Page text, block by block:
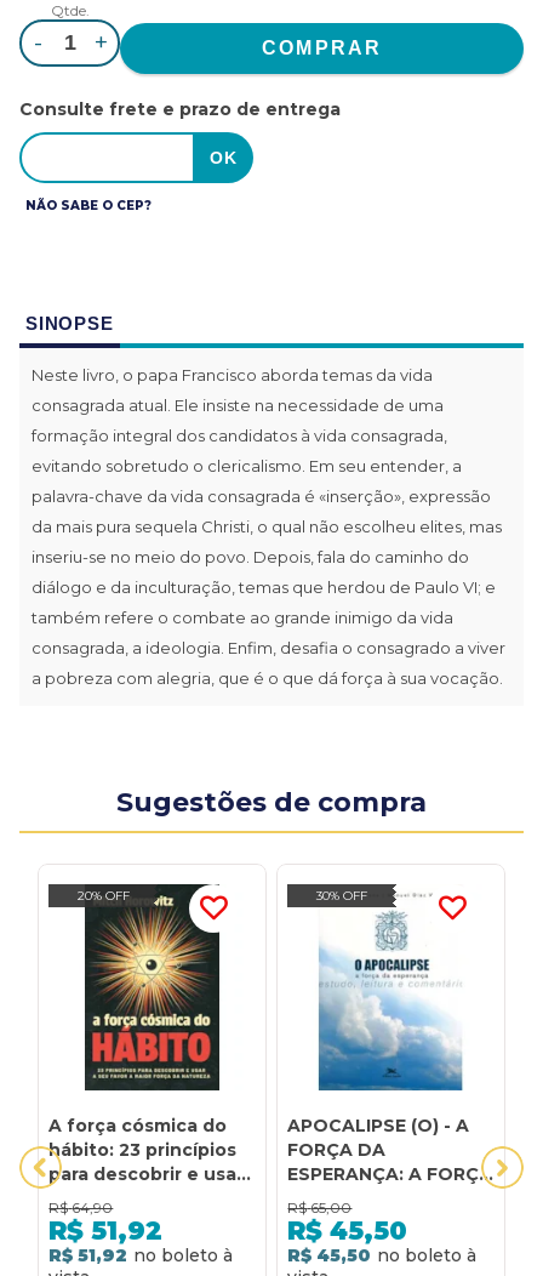
Qtde.
- +
Consulte frete e prazo de entrega
NÃO SABE O CEP?
SINOPSE
Neste livro, o papa Francisco aborda temas da vida
consagrada atual. Ele insiste na necessidade de uma
formação integral dos candidatos à vida consagrada,
evitando sobretudo o clericalismo. Em seu entender, a
palavra-chave da vida consagrada é «inserção», expressão
da mais pura sequela Christi, o qual não escolheu elites, mas
inseriu-se no meio do povo. Depois, fala do caminho do
diálogo e da inculturação, temas que herdou de Paulo VI; e
também refere o combate ao grande inimigo da vida
consagrada, a ideologia. Enfim, desafia o consagrado a viver
a pobreza com alegria, que é o que dá força à sua vocação.
Sugestões de compra
20% OFF
A força cósmica do
hábito: 23 princípios
para descobrir e usar
a seu favor a maior
força da natureza
R$ 64,90
R$ 51,92
R$ 51,92
30% OFF
APOCALIPSE (O) - A
FORÇA DA
ESPERANÇA: A FORÇA
DA ESPERANÇA
R$ 65,00
R$ 45,50
R$ 45,50